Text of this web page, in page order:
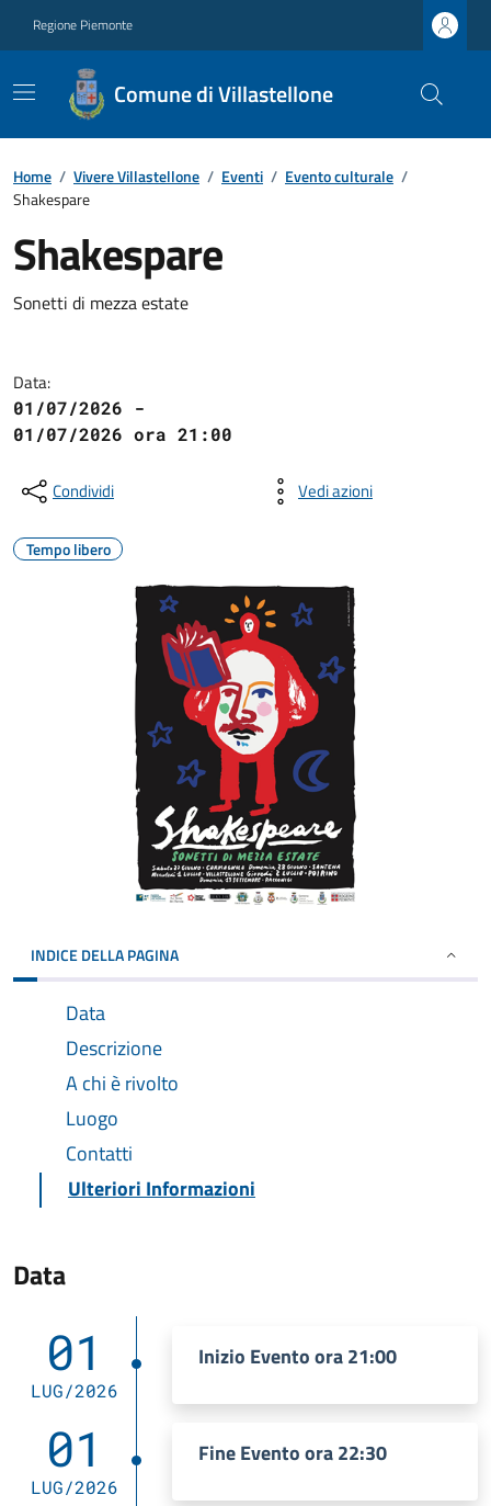
Regione Piemonte
Comune di Villastellone
Home / Vivere Villastellone / Eventi / Evento culturale /
Shakespare
Shakespare
Sonetti di mezza estate
Data:
01/07/2026 -
01/07/2026 ora 21:00
Condividi Vedi azioni
Tempo libero
INDICE DELLA PAGINA
Data
Descrizione
A chi è rivolto
Luogo
Contatti
Ulteriori Informazioni
Data
01
LUG/2026
Inizio Evento ora 21:00
01
LUG/2026
Fine Evento ora 22:30